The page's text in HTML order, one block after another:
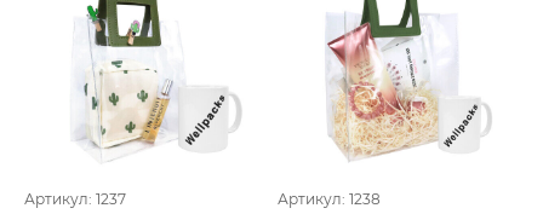
Артикул: 1237 Артикул: 1238